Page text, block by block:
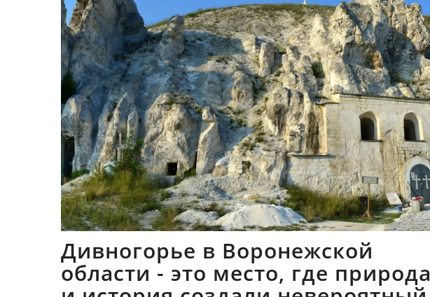
Дивногорье в Воронежской
области - это место, где природа